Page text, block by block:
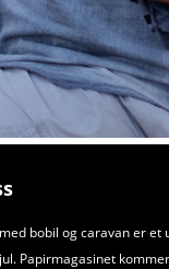
bobil og caravan er
Papirmagasinet